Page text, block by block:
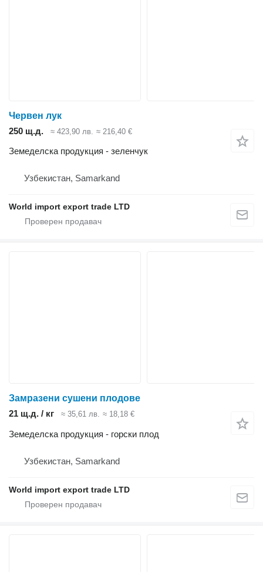
Червен лук
250 щ.д.
≈ 423,90 лв. ≈ 216,40 €
Земеделска продукция - зеленчук
Узбекистан, Samarkand
World import export trade LTD
Замразени сушени плодове
21 щ.д. / кг
≈ 35,61 лв. ≈ 18,18 €
Земеделска продукция - горски плод
Узбекистан, Samarkand
World import export trade LTD